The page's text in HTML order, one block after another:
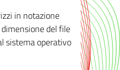
in notazione
del file
sistema operativo